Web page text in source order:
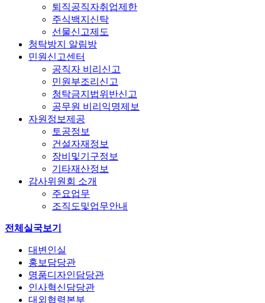
퇴직공직자취업제한
주식백지신탁
선물신고제도
청탁방지 알림방
민원신고센터
공직자 비리신고
민원부조리신고
청탁금지법위반신고
공무원 비리익명제보
자원정보제공
토공정보
건설자재정보
장비및기구정보
기타재산정보
감사위원회 소개
주요업무
조직도및업무안내
전체실국보기
대변인실
홍보담당관
명품디자인담당관
인사혁신담당관
대외협력본부